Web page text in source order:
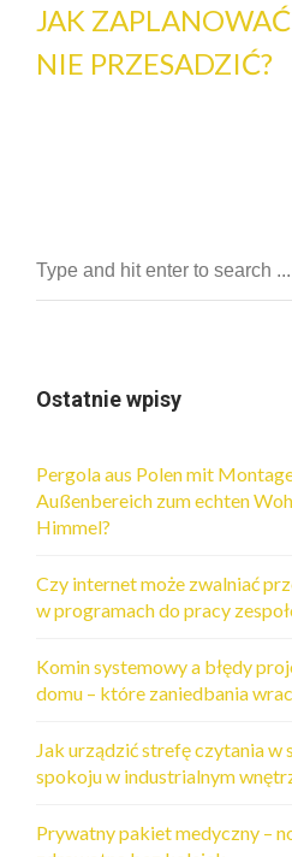
JAK
NIE PRZESADZIĆ?
Ostatnie wpisy
Pergola aus Polen mit
Außenbereich zum echten
Himmel?
Czy internet może zwalniać
w programach do pracy
Komin systemowy a błędy
domu – które zaniedbania
Jak urządzić strefę czytania w
spokoju w industrialnym
Prywatny pakiet medyczny –